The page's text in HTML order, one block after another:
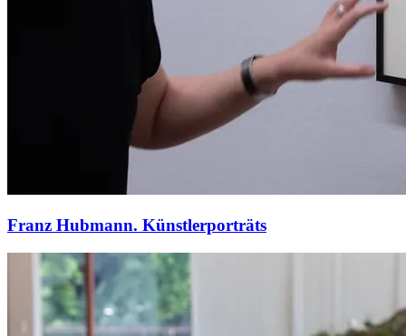
Franz Hubmann. Künstlerporträts